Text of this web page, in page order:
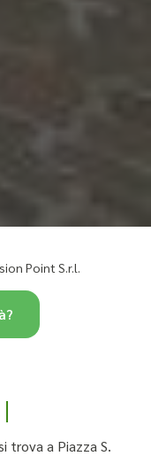
Point S.r.l.
trova a Piazza S.